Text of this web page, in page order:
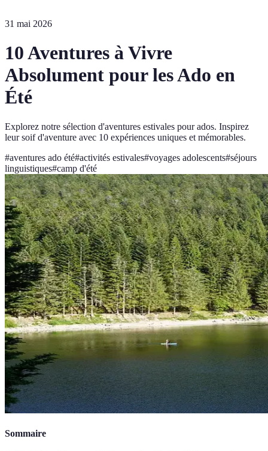
31 mai 2026
10 Aventures à Vivre
Absolument pour les Ado en
Été
Explorez notre sélection d'aventures estivales pour ados. Inspirez
leur soif d'aventure avec 10 expériences uniques et mémorables.
#aventures ado été#activités estivales#voyages adolescents#séjours
linguistiques#camp d'été
Sommaire